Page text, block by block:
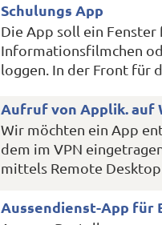
Schulungs App
Die App soll ein Fenster
Informationsfilmchen
loggen. In der Front für
Aufruf von Applik. auf
Wir möchten ein App
dem im VPN
mittels Remote Desktop
Aussendienst-App für